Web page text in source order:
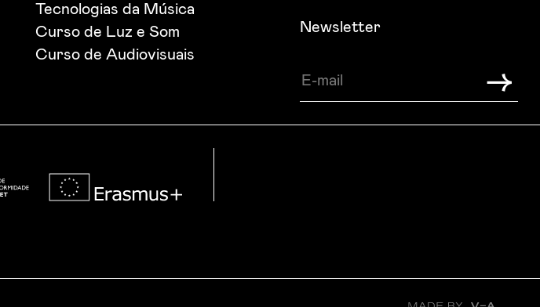
Tecnologias da Música
Curso de Luz e Som
Curso de Audiovisuais
Newsletter